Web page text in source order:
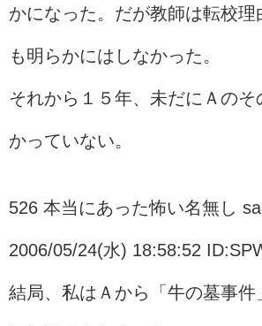
かになった。だが教師は転校
も明らかにはしなかった。
それから１５年、未だにＡのそ
かっていない。
526 本当にあった怖い名無し
2006/05/24(水) 18:58:52
結局、私はＡから「牛の墓事件